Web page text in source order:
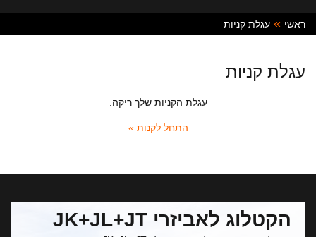
ב. ינוביץ
ראשי עגלת קניות
עגלת קניות
עגלת הקניות שלך ריקה.
התחל לקנות »
הקטלוג לאביזרי JK+JL+JT